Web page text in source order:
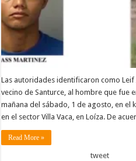
Las autoridades identificaron como Leif
vecino de Santurce, al hombre que fue
mañana del sábado, 1 de agosto, en el
en el sector Villa Vaca, en Loíza. De
Read More »
tweet